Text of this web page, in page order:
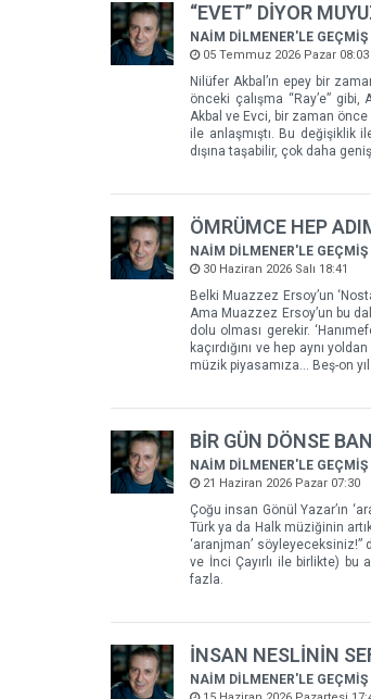
“EVET” DİYOR
NAİM DİLMENER'LE
05 Temmuz 2026 Pazar 08:03
Nilüfer Akbal’ın epey bir
önceki çalışma “Ray’e”
Akbal ve Evci, bir zaman önce
ile anlaşmıştı. Bu değişiklik
dışına taşabilir, çok daha
ÖMRÜMCE HEP
NAİM DİLMENER'LE
30 Haziran 2026 Salı 18:41
Belki Muazzez Ersoy’un
Ama Muazzez Ersoy’un bu
dolu olması gerekir.
kaçırdığını ve hep aynı
müzik piyasamıza... Beş-on
BİR GÜN DÖNSE
NAİM DİLMENER'LE
21 Haziran 2026 Pazar 07:30
Çoğu insan Gönül Yazar’ın
Türk ya da Halk müziğinin
‘aranjman’ söyleyeceksiniz!”
ve İnci Çayırlı ile birlikte) bu
fazla.
İNSAN NESLİNİN
NAİM DİLMENER'LE